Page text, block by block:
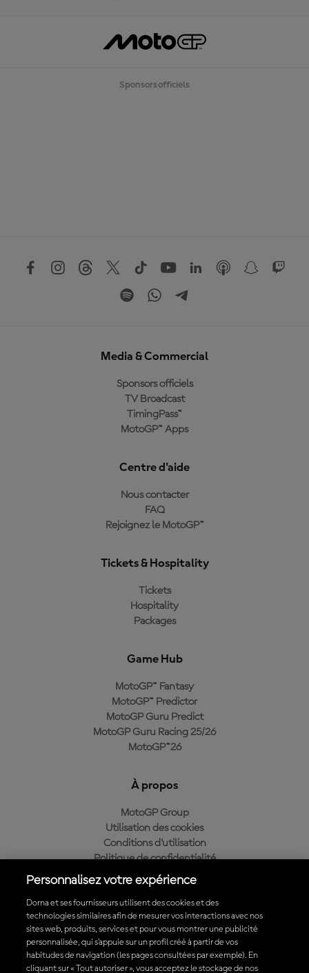
Sponsors officiels
Media & Commercial
Sponsors officiels
TV Broadcast
TimingPass™
MotoGP™ Apps
Centre d'aide
Nous contacter
FAQ
Rejoignez le MotoGP™
Tickets & Hospitality
Tickets
Hospitality
Packages
Game Hub
MotoGP™ Fantasy
MotoGP™ Predictor
MotoGP Guru Predict
MotoGP Guru Racing 25/26
MotoGP™26
À propos
MotoGP Group
Utilisation des cookies
Conditions d'utilisation
Politique de confidentialité
Politique d’achat
Télécharger l'appli officielle du MotoGP™
Personnalisez votre expérience
Dorna et ses fournisseurs utilisent des cookies et des
technologies similaires afin de mesurer vos interactions avec nos
sites web, produits, services et pour vous montrer une publicité
personnalisée, qui s’appuie sur un profil créé à partir de vos
habitudes de navigation (les pages consultées par exemple). En
cliquant sur « Tout autoriser », vous acceptez le stockage de nos